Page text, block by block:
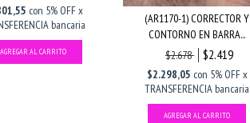
con 5% OFF x
bancaria
(AR1170-1) CORRECTOR Y
CONTORNO EN BARRA...
$2.678
$2.419
$2.298,05 con 5% OFF x
TRANSFERENCIA bancaria